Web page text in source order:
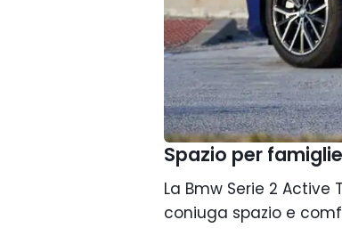
Spazio per
La Bmw Serie 2
coniuga spazio e